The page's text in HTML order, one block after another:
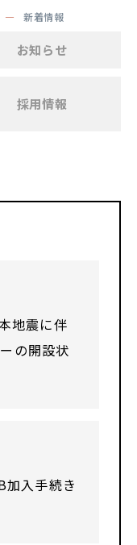
新着情報
お知らせ
採用情報
地震に伴
の開設状
加入手続き